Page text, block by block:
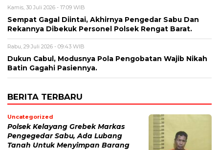
Kamis, 30 Juli 2026 - 17:09 WIB
Sempat Gagal Diintai, Akhirnya Pengedar Sabu Dan
Rekannya Dibekuk Personel Polsek Rengat Barat.
Rabu, 29 Juli 2026 - 09:43 WIB
Dukun Cabul, Modusnya Pola Pengobatan Wajib Nikah
Batin Gagahi Pasiennya.
BERITA TERBARU
Uncategorized
Polsek Kelayang Grebek Markas
Pengegedar Sabu, Ada Lubang
Tanah Untuk Menyimpan Barang